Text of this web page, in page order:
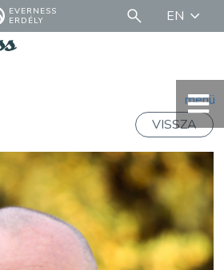
EVERNESS
ERDÉLY
EN
menü
VISSZA